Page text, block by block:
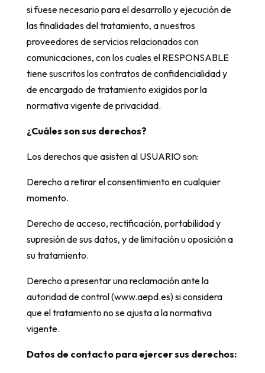
si fuese necesario para el desarrollo y ejecución de
las finalidades del tratamiento, a nuestros
proveedores de servicios relacionados con
comunicaciones, con los cuales el RESPONSABLE
tiene suscritos los contratos de confidencialidad y
de encargado de tratamiento exigidos por la
normativa vigente de privacidad.
¿Cuáles son sus derechos?
Los derechos que asisten al USUARIO son:
Derecho a retirar el consentimiento en cualquier
momento.
Derecho de acceso, rectificación, portabilidad y
supresión de sus datos, y de limitación u oposición a
su tratamiento.
Derecho a presentar una reclamación ante la
autoridad de control (www.aepd.es) si considera
que el tratamiento no se ajusta a la normativa
vigente.
Datos de contacto para ejercer sus derechos: